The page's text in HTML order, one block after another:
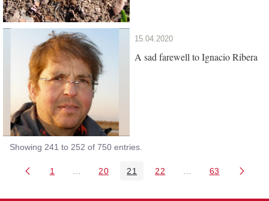
15.04.2020
A sad farewell to Ignacio Ribera
Showing 241 to 252 of 750 entries.
Page
1 Intermediate Pages Use TAB to navigate.
Page
20 Page
21 Page
22 Intermediate Pages
Page
63